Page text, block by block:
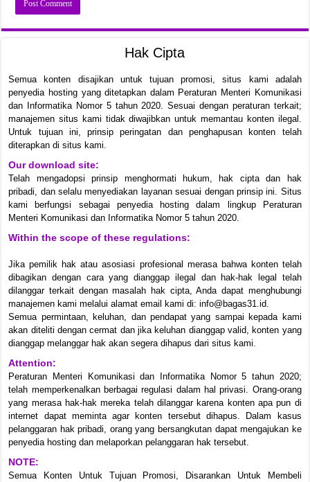
Hak Cipta
Semua konten disajikan untuk tujuan promosi, situs kami adalah
penyedia hosting yang ditetapkan dalam Peraturan Menteri Komunikasi
dan Informatika Nomor 5 tahun 2020. Sesuai dengan peraturan terkait;
manajemen situs kami tidak diwajibkan untuk memantau konten ilegal.
Untuk tujuan ini, prinsip peringatan dan penghapusan konten telah
diterapkan di situs kami.
Our download site:
Telah mengadopsi prinsip menghormati hukum, hak cipta dan hak
pribadi, dan selalu menyediakan layanan sesuai dengan prinsip ini. Situs
kami berfungsi sebagai penyedia hosting dalam lingkup Peraturan
Menteri Komunikasi dan Informatika Nomor 5 tahun 2020.
Within the scope of these regulations:
Jika pemilik hak atau asosiasi profesional merasa bahwa konten telah
dibagikan dengan cara yang dianggap ilegal dan hak-hak legal telah
dilanggar terkait dengan masalah hak cipta, Anda dapat menghubungi
manajemen kami melalui alamat email kami di: info@bagas31.id.
Semua permintaan, keluhan, dan pendapat yang sampai kepada kami
akan diteliti dengan cermat dan jika keluhan dianggap valid, konten yang
dianggap melanggar hak akan segera dihapus dari situs kami.
Attention:
Peraturan Menteri Komunikasi dan Informatika Nomor 5 tahun 2020;
telah memperkenalkan berbagai regulasi dalam hal privasi. Orang-orang
yang merasa hak-hak mereka telah dilanggar karena konten apa pun di
internet dapat meminta agar konten tersebut dihapus. Dalam kasus
pelanggaran hak pribadi, orang yang bersangkutan dapat mengajukan ke
penyedia hosting dan melaporkan pelanggaran hak tersebut.
NOTE:
Semua Konten Untuk Tujuan Promosi, Disarankan Untuk Membeli